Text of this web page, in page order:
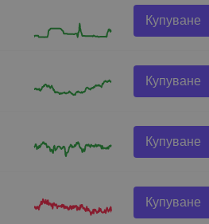
Купуване
Купуване
Купуване
Купуване